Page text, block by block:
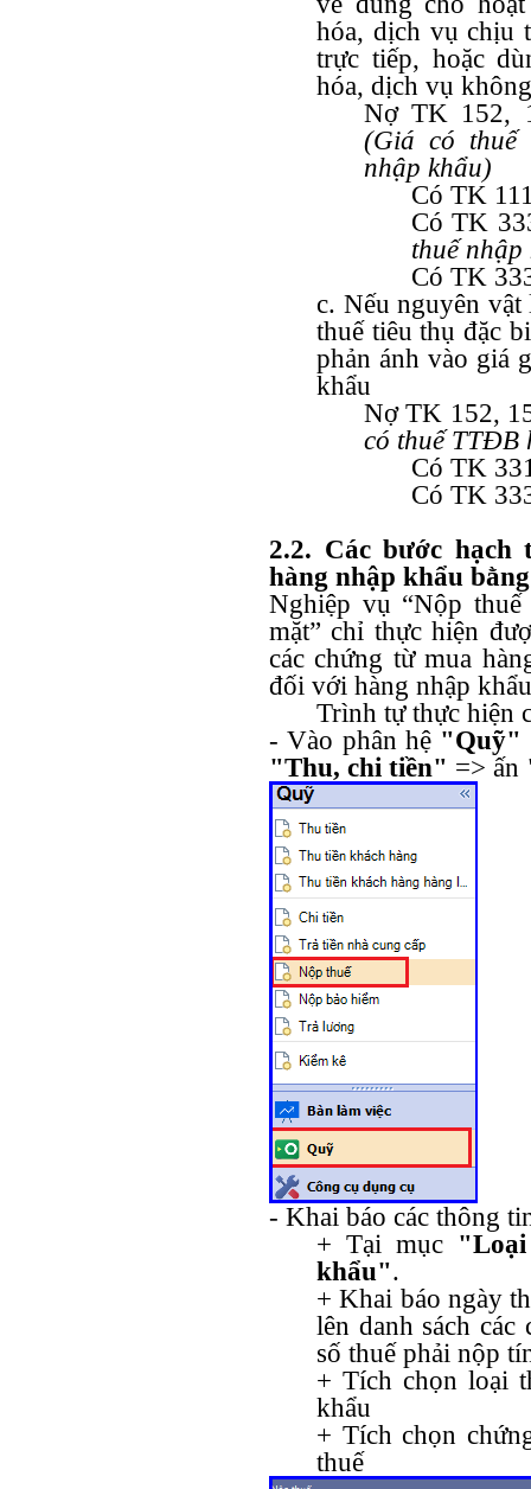
hóa, dịch vụ chịu
trực tiếp, hoặc
hóa, dịch vụ
Nợ TK 152,
(Giá có thuế
nhập khẩu)
Có TK
Có TK
thuế nhập
Có TK
c. Nếu nguyên vật
thuế tiêu thụ đặc
phản ánh vào giá
khẩu
Nợ TK 152,
có thuế TTĐB
Có TK
Có TK
2.2. Các bước hạch
hàng nhập khẩu
Nghiệp vụ “Nộp
mặt” chỉ thực hiện
các chứng từ mua
đối với hàng nhập
Trình tự thực hiện
- Vào phân hệ "Quỹ"
"Thu, chi tiền" => ấn
- Khai báo các thông
+ Tại mục"Loại
khẩu".
+ Khai báo ngày
lên danh sách
số thuế phải nộp
+ Tích chọn loại
khẩu
+ Tích chọn
thuế